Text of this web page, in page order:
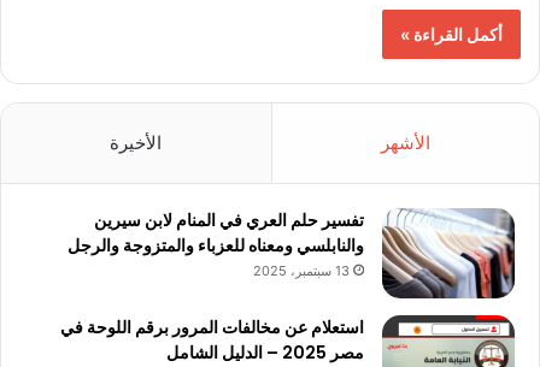
أكمل القراءة »
الأشهر الأخيرة
تفسير حلم العري في المنام لابن سيرين
والنابلسي ومعناه للعزباء والمتزوجة والرجل
13 سبتمبر، 2025
استعلام عن مخالفات المرور برقم اللوحة في
مصر 2025 – الدليل الشامل